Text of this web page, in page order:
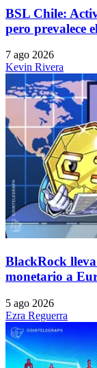
BSL Chile:
pero prevalece
7 ago 2026
Kevin Rivera
BlackRock
monetario a
5 ago 2026
Ezra Reguerra